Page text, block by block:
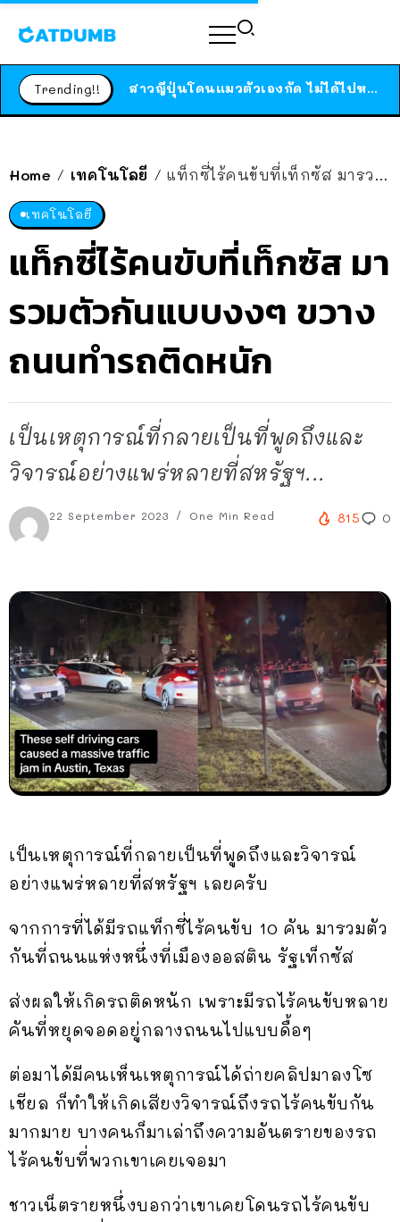
Trending!! ได้เวลาเด็กหนวดรวมตัว RF Online Next เปิดให้เล่นแล้ว เกม Sci-Fi MMORPG ระดับตำนาน เล่นได้ทั้งมือถือและ PC
Home / เทคโนโลยี / แท็กซี่ไร้คนขับที่เท็กซัส มารวมตัวกันแบบงงๆ ขวางถนนทำรถติดหนัก
เทคโนโลยี
แท็กซี่ไร้คนขับที่เท็กซัส มา
รวมตัวกันแบบงงๆ ขวาง
ถนนทำรถติดหนัก
เป็นเหตุการณ์ที่กลายเป็นที่พูดถึงและ
วิจารณ์อย่างแพร่หลายที่สหรัฐฯ...
22 September 2023 One Min Read 815 0
เป็นเหตุการณ์ที่กลายเป็นที่พูดถึงและวิจารณ์
อย่างแพร่หลายที่สหรัฐฯ เลยครับ
จากการที่ได้มีรถแท็กซี่ไร้คนขับ 10 คัน มารวมตัว
กันที่ถนนแห่งหนึ่งที่เมืองออสติน รัฐเท็กซัส
ส่งผลให้เกิดรถติดหนัก เพราะมีรถไร้คนขับหลาย
คันที่หยุดจอดอยู่กลางถนนไปแบบดื้อๆ
ต่อมาได้มีคนเห็นเหตุการณ์ได้ถ่ายคลิปมาลงโซ
เชียล ก็ทำให้เกิดเสียงวิจารณ์ถึงรถไร้คนขับกัน
มากมาย บางคนก็มาเล่าถึงความอันตรายของรถ
ไร้คนขับที่พวกเขาเคยเจอมา
ชาวเน็ตรายหนึ่งบอกว่าเขาเคยโดนรถไร้คนขับ